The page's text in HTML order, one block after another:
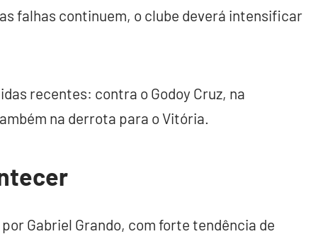
falhas continuem, o clube deverá intensificar
recentes: contra o Godoy Cruz, na
na derrota para o Vitória.
Gabriel Grando, com forte tendência de